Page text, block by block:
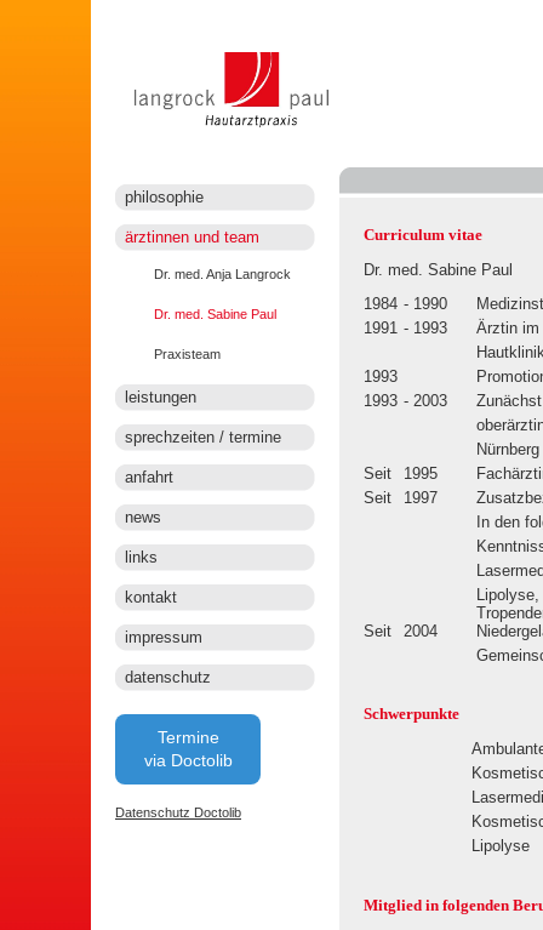
Curriculum vitae
Dr. med. Sabine Paul
1984 - 1990
1991 - 1993
Ärztin im
1993
1993 - 2003
Nürnberg
Seit
1995
Seit
1997
In den
Seit
2004
Schwerpunkte
Lipolyse
Mitglied in folgenden
philosophie
ärztinnen und team
Dr. med. Anja Langrock
Dr. med. Sabine Paul
Praxisteam
leistungen
sprechzeiten / termine
anfahrt
news
links
kontakt
impressum
datenschutz
Termine
via Doctolib
Datenschutz Doctolib